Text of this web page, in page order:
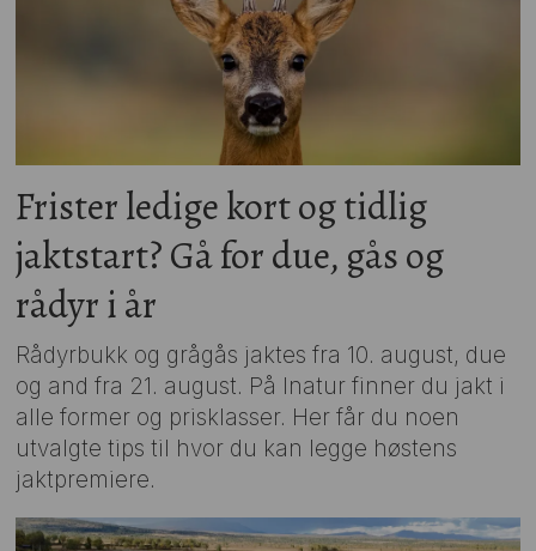
Frister ledige kort og tidlig
jaktstart? Gå for due, gås og
rådyr i år
Rådyrbukk og grågås jaktes fra 10. august, due
og and fra 21. august. På Inatur finner du jakt i
alle former og prisklasser. Her får du noen
utvalgte tips til hvor du kan legge høstens
jaktpremiere.